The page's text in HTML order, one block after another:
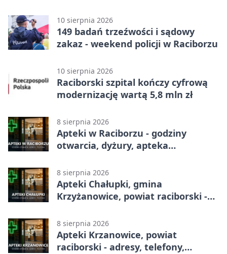
10 sierpnia 2026
149 badań trzeźwości i sądowy
zakaz - weekend policji w Raciborzu
10 sierpnia 2026
Raciborski szpital kończy cyfrową
modernizację wartą 5,8 mln zł
8 sierpnia 2026
Apteki w Raciborzu - godziny
otwarcia, dyżury, apteka
8 sierpnia 2026
Apteki Chałupki, gmina
Krzyżanowice, powiat raciborski -
8 sierpnia 2026
Apteki Krzanowice, powiat
raciborski - adresy, telefony,